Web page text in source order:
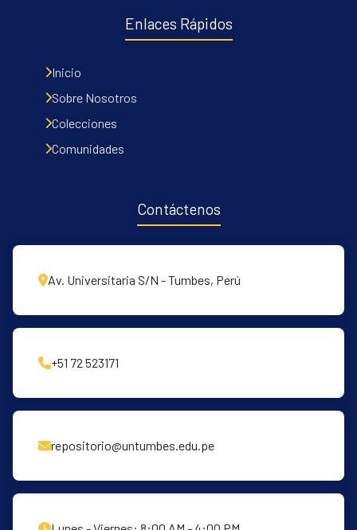
Enlaces Rápidos
Inicio
Sobre Nosotros
Colecciones
Comunidades
Contáctenos
Av. Universitaria S/N - Tumbes, Perú
+51 72 523171
repositorio@untumbes.edu.pe